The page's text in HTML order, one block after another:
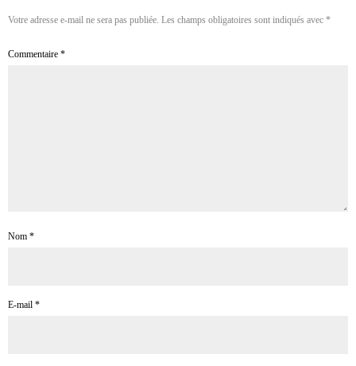
Votre adresse e-mail ne sera pas publiée. Les champs obligatoires sont indiqués avec *
Commentaire *
Nom *
E-mail *